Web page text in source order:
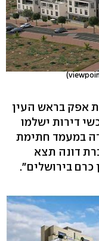
אפק בראש העין
דירות ישלמו
משווי הדירה במעמד חתימת
דונה תצא
כרם בירושלים".